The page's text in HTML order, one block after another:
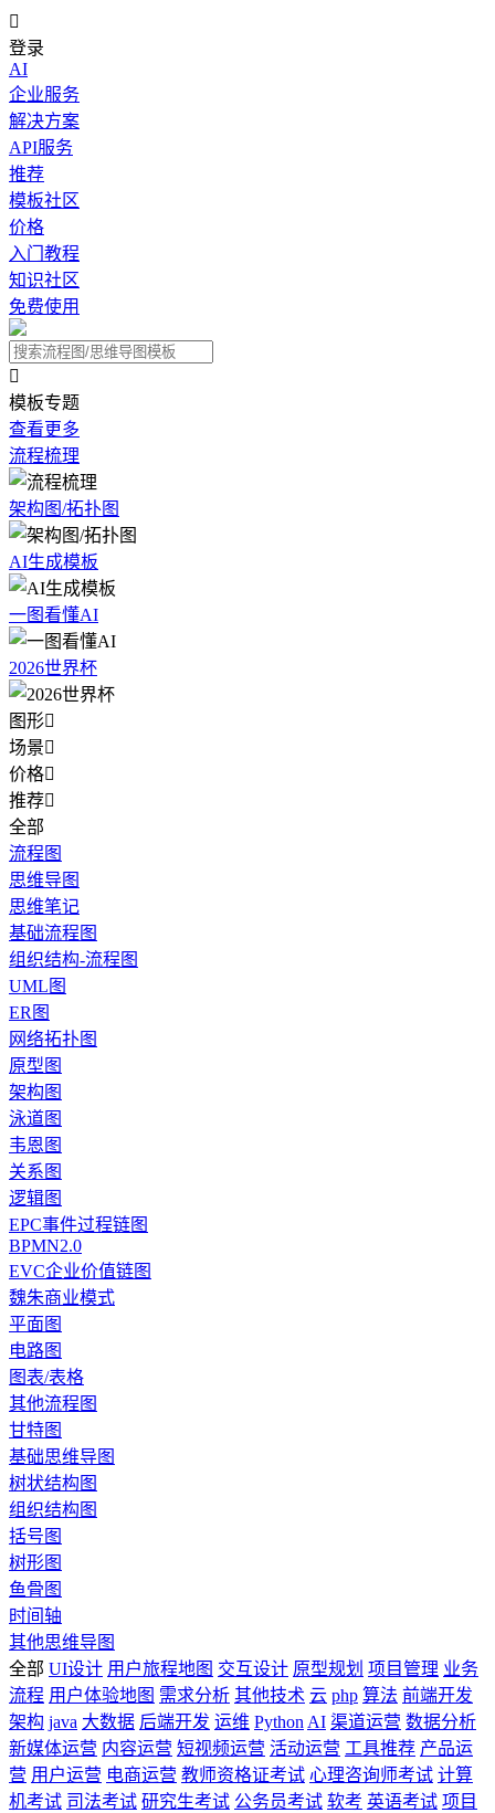

登录
AI
企业服务
解决方案
API服务
推荐
模板社区
价格
入门教程
知识社区
免费使用

模板专题
查看更多
流程梳理
架构图/拓扑图
AI生成模板
一图看懂AI
2026世界杯
图形
场景
价格
推荐
全部
流程图
思维导图
思维笔记
基础流程图
组织结构-流程图
UML图
ER图
网络拓扑图
原型图
架构图
泳道图
韦恩图
关系图
逻辑图
EPC事件过程链图
BPMN2.0
EVC企业价值链图
魏朱商业模式
平面图
电路图
图表/表格
其他流程图
甘特图
基础思维导图
树状结构图
组织结构图
括号图
树形图
鱼骨图
时间轴
其他思维导图
全部 UI设计 用户旅程地图 交互设计 原型规划 项目管理 业务
流程 用户体验地图 需求分析 其他技术 云 php 算法 前端开发
架构 java 大数据 后端开发 运维 Python AI 渠道运营 数据分析
新媒体运营 内容运营 短视频运营 活动运营 工具推荐 产品运
营 用户运营 电商运营 教师资格证考试 心理咨询师考试 计算
机考试 司法考试 研究生考试 公务员考试 软考 英语考试 项目